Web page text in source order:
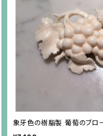
象牙色の樹脂製 葡萄のブロ